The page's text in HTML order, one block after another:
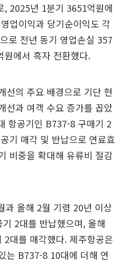
, 2025년 1분기 3651억원에
업이익과 당기순이익도 각
로 전년 동기 영업손실 357
에서 흑자 전환했다.
선의 주요 배경으로 기단 현
선과 여객 수요 증가를 꼽았
항공기인 B737-8 구매기 2
기 매각 및 반납으로 연료효
비중을 확대해 유류비 절감
과 올해 2월 기령 20년 이상
2대를 반납했으며, 올해
대를 매각했다. 제주항공은
는 B737-8 10대에 더해 연